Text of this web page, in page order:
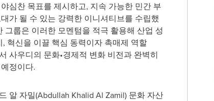
심찬 목표를 제시하고, 지속 가능한 민간 부
가 될 수 있는 강력한 이니셔티브를 수립했
그룹은 이러한 모멘텀을 적극 활용해 산업 성
, 혁신을 이끌 핵심 동력이자 촉매제 역할
사우디의 문화•경제적 변화 비전과 완벽히
정이다.
알 자밀(Abdullah Khalid Al Zamil) 문화 자산